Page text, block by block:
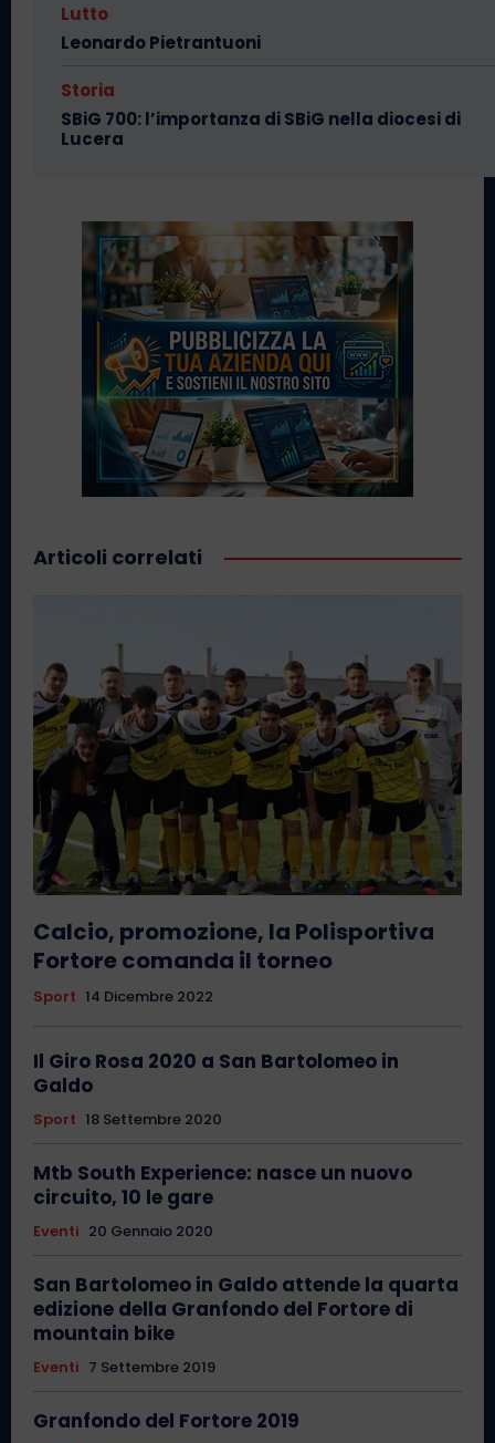
Lutto
Leonardo Pietrantuoni
Storia
SBiG 700: l’importanza di SBiG nella diocesi di
Lucera
Articoli correlati
Calcio, promozione, la Polisportiva
Fortore comanda il torneo
Sport 14 Dicembre 2022
Il Giro Rosa 2020 a San Bartolomeo in
Galdo
Sport 18 Settembre 2020
Mtb South Experience: nasce un nuovo
circuito, 10 le gare
Eventi 20 Gennaio 2020
San Bartolomeo in Galdo attende la quarta
edizione della Granfondo del Fortore di
mountain bike
Eventi 7 Settembre 2019
Granfondo del Fortore 2019